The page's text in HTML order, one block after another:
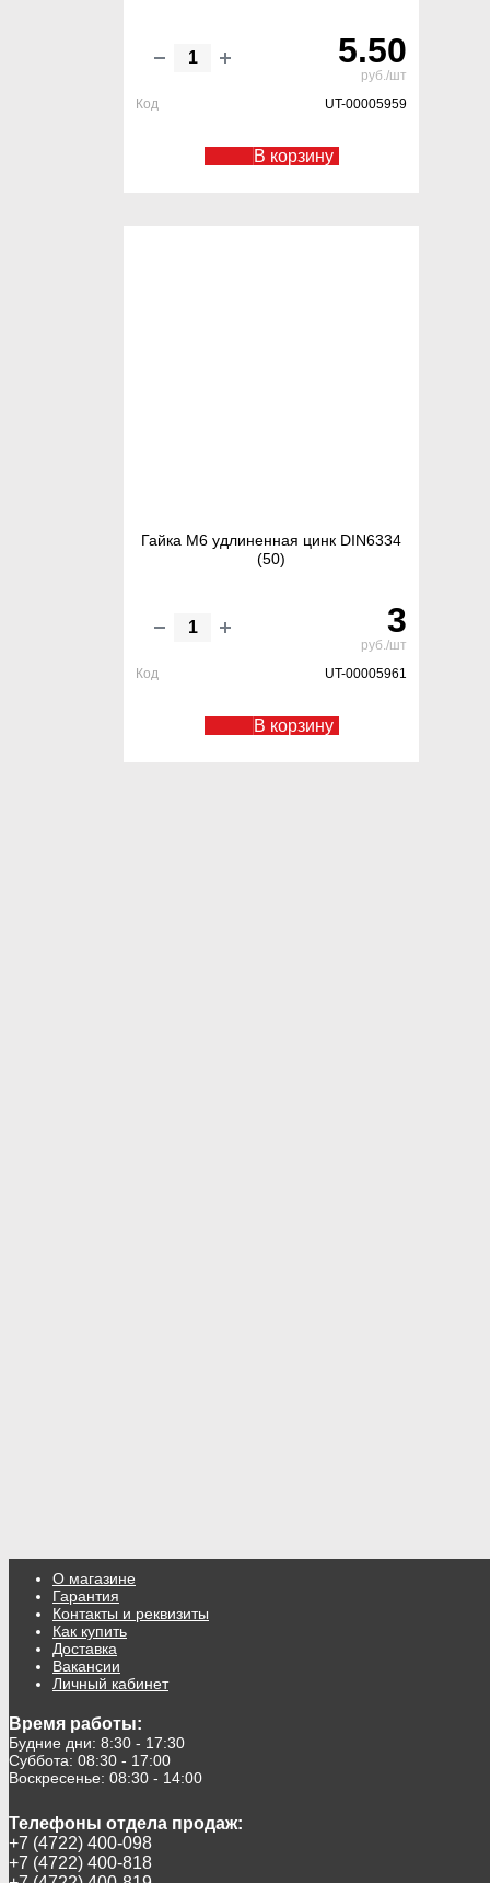
5.50
руб./шт
Код
UT-00005959
В корзину
Гайка М6 удлиненная цинк DIN6334
(50)
3
руб./шт
Код
UT-00005961
В корзину
О магазине
Гарантия
Контакты и реквизиты
Как купить
Доставка
Вакансии
Личный кабинет
Время работы:
Будние дни: 8:30 - 17:30
Суббота: 08:30 - 17:00
Воскресенье: 08:30 - 14:00
Телефоны отдела продаж:
+7 (4722) 400-098
+7 (4722) 400-818